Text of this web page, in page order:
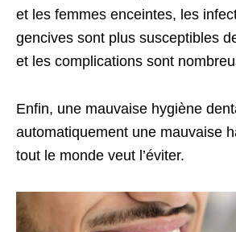
et les femmes enceintes, les
gencives sont plus susceptibles
et les complications sont
Enfin, une mauvaise hygiène
automatiquement une mauvaise
tout le monde veut l’éviter.